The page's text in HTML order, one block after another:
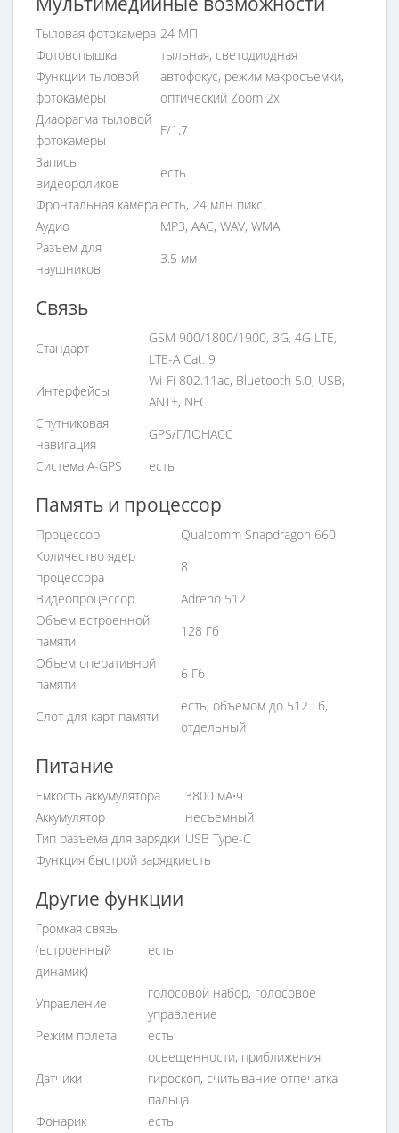
Тыловая фотокамера 24 МП
Фотовспышка
тыльная, светодиодная
Функции тыловой
фотокамеры
автофокус, режим макросъемки,
оптический Zoom 2x
Диафрагма тыловой
фотокамеры
F/1.7
Запись
видеороликов
есть
Фронтальная камера есть, 24 млн пикс.
Аудио
MP3, AAC, WAV, WMA
Разъем для
наушников
3.5 мм
Связь
Стандарт
GSM 900/1800/1900, 3G, 4G LTE,
LTE-A Cat. 9
Интерфейсы
Wi-Fi 802.11ac, Bluetooth 5.0, USB,
ANT+, NFC
Спутниковая
навигация
GPS/ГЛОНАСС
Cистема A-GPS
есть
Память и процессор
Процессор
Qualcomm Snapdragon 660
Количество ядер
процессора
8
Видеопроцессор
Adreno 512
Объем встроенной
памяти
128 Гб
Объем оперативной
памяти
6 Гб
Слот для карт памяти
есть, объемом до 512 Гб,
отдельный
Питание
Емкость аккумулятора
3800 мА⋅ч
Аккумулятор
несъемный
Тип разъема для зарядки USB Type-C
Функция быстрой зарядкиесть
Другие функции
Громкая связь
(встроенный
динамик)
есть
Управление
голосовой набор, голосовое
управление
Режим полета
есть
Датчики
освещенности, приближения,
гироскоп, считывание отпечатка
пальца
Фонарик
есть